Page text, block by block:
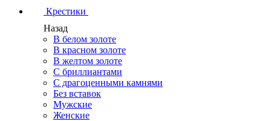
Крестики
Назад
В белом золоте
В красном золоте
В желтом золоте
С бриллиантами
С драгоценными камнями
Без вставок
Мужские
Женские